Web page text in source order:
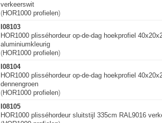
verkeerswit
(HOR1000 profielen)
I08103
HOR1000 plisséhordeur op-de-dag hoekprofiel
aluminiumkleurig
(HOR1000 profielen)
I08104
HOR1000 plisséhordeur op-de-dag hoekprofiel
dennengroen
(HOR1000 profielen)
I08105
HOR1000 plisséhordeur sluitstijl 335cm RAL9016